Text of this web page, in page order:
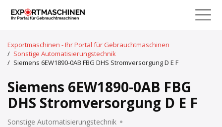
Exportmaschinen - Ihr Portal für Gebrauchtmaschinen
/ Sonstige Automatisierungstechnik
/ Siemens 6EW1890-0AB FBG DHS Stromversorgung D E F
Siemens 6EW1890-0AB FBG
DHS Stromversorgung D E F
Sonstige Automatisierungstechnik